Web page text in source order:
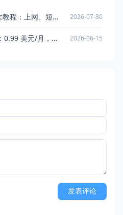
大疆第一代4G模块直插Mac教程：上网、短信与eSIM管理 2026-07-30
Saily 美国 eSIM 开通教程：0.99 美元/月，支持大陆申请和免费接码 2026-06-15
发表评论